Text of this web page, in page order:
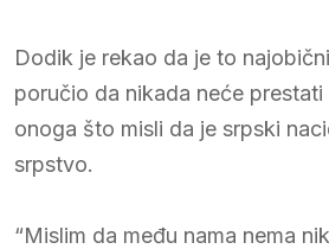
Dodik je rekao da je to
poručio da nikada neće
onoga što misli da je srpski
srpstvo.
“Mislim da među nama nema